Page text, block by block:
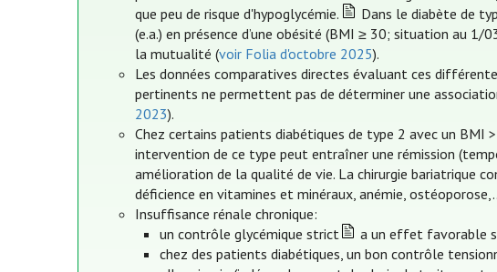
que peu de risque d'hypoglycémie.
Dans le diabète de
(e.a.) en présence d’une obésité (BMI ≥ 30; situation au
la mutualité (voir Folia d'octobre 2025).
Les données comparatives directes évaluant ces
pertinents ne permettent pas de déterminer une
2023).
Chez certains patients diabétiques de type 2 avec un BMI
intervention de ce type peut entraîner une rémission
amélioration de la qualité de vie. La chirurgie bariatrique
déficience en vitamines et minéraux, anémie,
Insuffisance rénale chronique:
un contrôle glycémique strict
a un effet favorable
chez des patients diabétiques, un bon contrôle